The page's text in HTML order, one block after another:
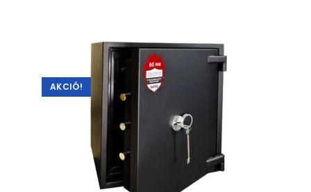
AKCIÓ!